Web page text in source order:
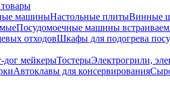
машиныНастольные плитыВинные
Посудомоечные машины
отходовШкафы для подогрева
дог мейкерыТостерыЭлектрогрили,
Автоклавы для консервирования